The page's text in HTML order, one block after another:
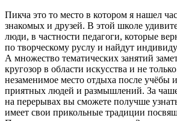
Пикча это то место в котором я нашел
знакомых и друзей. В этой школе
люди, в частности педагоги, которые
по творческому руслу и найдут
А множество тематических занятий
кругозор в области искусства и не
незаменимое место отдыха после учёбы
приятных людей и размышлений. За
на перерывах вы сможете получше
имеет свои прикольные традиции